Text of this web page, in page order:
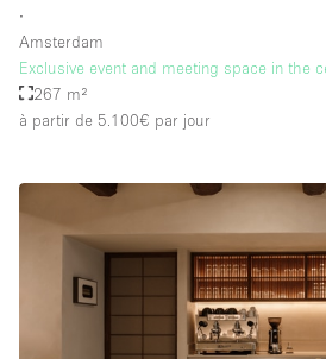
∙
Amsterdam
Exclusive event and meeting space in the
267 m²
à partir de 5.100€ par jour